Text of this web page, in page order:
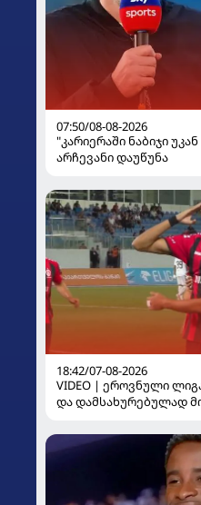
07:50/08-08-2026
"კარიერაში ნაბიჯი
არჩევანი დაუწუნა
18:42/07-08-2026
VIDEO | ეროვნული
და დამსახურებულად